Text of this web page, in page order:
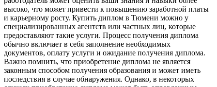
высоко, что может привести к повышению заработной платы
и карьерному росту. Купить диплом в Тюмени можно у
специализированных агентств или частных лиц, которые
предоставляют такие услуги. Процесс получения диплома
обычно включает в себя заполнение необходимых
документов, оплату услуги и ожидание получения диплома.
Важно помнить, что приобретение диплома не является
законным способом получения образования и может иметь
последствия в случае обнаружения. Однако, в некоторых